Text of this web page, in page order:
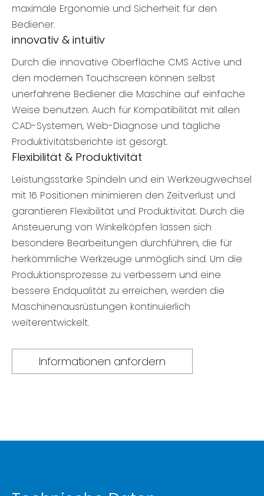
maximale Ergonomie und Sicherheit für den
Bediener.
innovativ & intuitiv
Durch die innovative Oberfläche CMS Active und
den modernen Touchscreen können selbst
unerfahrene Bediener die Maschine auf einfache
Weise benutzen. Auch für Kompatibilität mit allen
CAD-Systemen, Web-Diagnose und tägliche
Produktivitätsberichte ist gesorgt.
Flexibilität & Produktivität
Leistungsstarke Spindeln und ein Werkzeugwechsel
mit 16 Positionen minimieren den Zeitverlust und
garantieren Flexibilität und Produktivität. Durch die
Ansteuerung von Winkelköpfen lassen sich
besondere Bearbeitungen durchführen, die für
herkömmliche Werkzeuge unmöglich sind. Um die
Produktionsprozesse zu verbessern und eine
bessere Endqualität zu erreichen, werden die
Maschinenausrüstungen kontinuierlich
weiterentwickelt.
Informationen anfordern